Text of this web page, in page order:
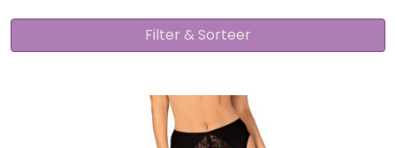
Filter & Sorteer